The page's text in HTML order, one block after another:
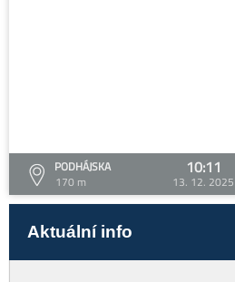
PODHÁJSKA
170 m
10:11
13. 12. 2025
Aktuální info